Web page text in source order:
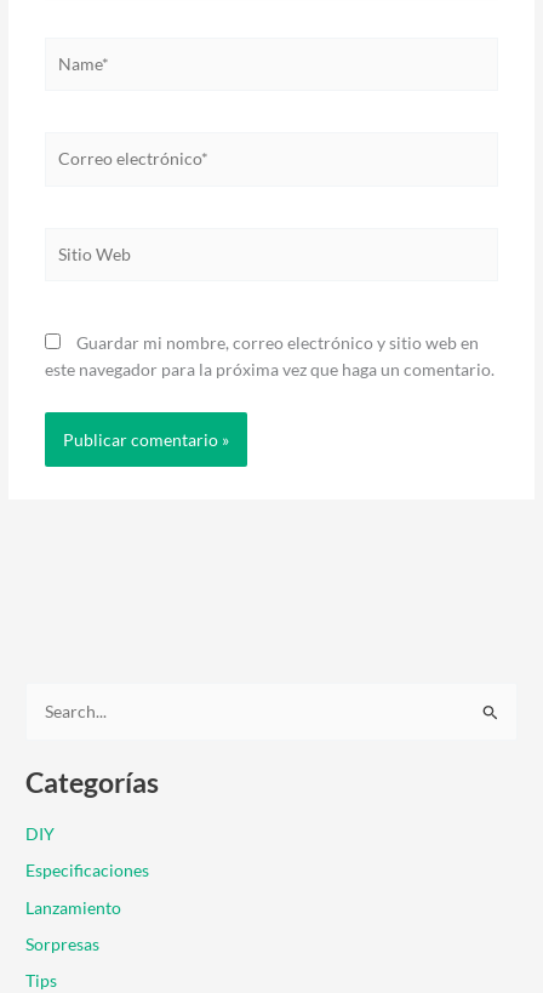
electrónico*
Web
Guardar mi nombre, correo electrónico y sitio web en
este navegador para la próxima vez que haga un comentario.
s
a
r
p
o
r
Categorías
DIY
Especificaciones
Lanzamiento
Sorpresas
Tips